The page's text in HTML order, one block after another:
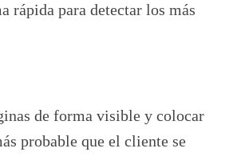
rápida para detectar los más
de forma visible y colocar
probable que el cliente se